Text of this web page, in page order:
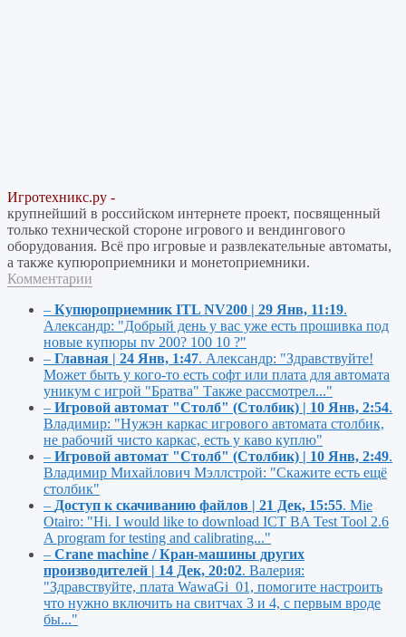
Игротехникс.ру -
крупнейший в российском интернете проект, посвященный
только технической стороне игрового и вендингового
оборудования. Всё про игровые и развлекательные автоматы,
а также купюроприемники и монетоприемники.
Комментарии
– Купюроприемник ITL NV200 | 29 Янв, 11:19.
Александр: "Добрый день у вас уже есть прошивка под
новые купюры nv 200? 100 10 ?"
– Главная | 24 Янв, 1:47. Александр: "Здравствуйте!
Может быть у кого-то есть софт или плата для автомата
уникум с игрой "Братва" Также рассмотрел..."
– Игровой автомат "Столб" (Столбик) | 10 Янв, 2:54.
Владимир: "Нужэн каркас игрового автомата столбик,
не рабочий чисто каркас, есть у каво куплю"
– Игровой автомат "Столб" (Столбик) | 10 Янв, 2:49.
Владимир Михайлович Мэллстрой: "Скажите есть ещё
столбик"
– Доступ к скачиванию файлов | 21 Дек, 15:55. Mie
Otairo: "Hi. I would like to download ICT BA Test Tool 2.6
A program for testing and calibrating..."
– Crane machine / Кран-машины других
производителей | 14 Дек, 20:02. Валерия:
"Здравствуйте, плата WawaGi_01, помогите настроить
что нужно включить на свитчах 3 и 4, с первым вроде
бы..."